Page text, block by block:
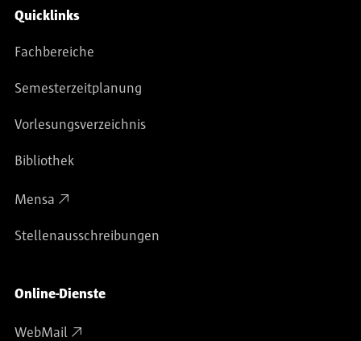
Service-Navigation
Quicklinks
Fachbereiche
Semesterzeitplanung
Vorlesungsverzeichnis
Bibliothek
Mensa
Stellenausschreibungen
Online-Dienste
WebMail